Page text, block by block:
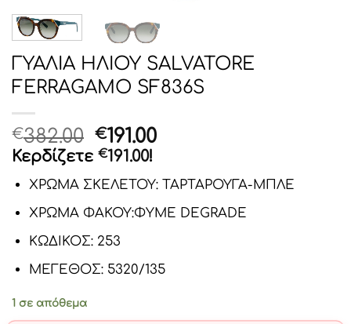
ΓΥΑΛΙΑ ΗΛΙΟΥ SALVATORE
FERRAGAMO SF836S
€382.00 Original
price
was:
€382.00.
€191.00Η
τιμή
είναι:
€191.00.
Κερδίζετε €191.00!
ΧΡΩΜΑ ΣΚΕΛΕΤΟΥ: ΤΑΡΤΑΡΟΥΓΑ-ΜΠΛΕ
ΧΡΩΜΑ ΦΑΚΟΥ:ΦΥΜΕ DEGRADE
ΚΩΔΙΚΟΣ: 253
ΜΕΓΕΘΟΣ: 5320/135
1 σε απόθεμα